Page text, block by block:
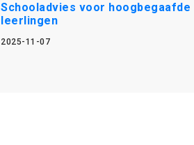
Schooladvies voor hoogbegaafde
leerlingen
2025-11-07